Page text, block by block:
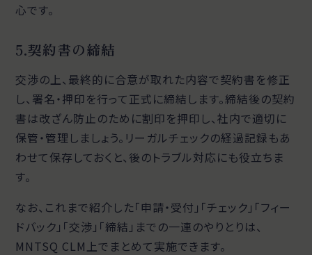
心です。
5.契約書の締結
交渉の上、最終的に合意が取れた内容で契約書を修正
し、署名・押印を行って正式に締結します。締結後の契約
書は改ざん防止のために割印を押印し、社内で適切に
保管・管理しましょう。リーガルチェックの経過記録もあ
わせて保存しておくと、後のトラブル対応にも役立ちま
す。
なお、これまで紹介した「申請・受付」「チェック」「フィー
ドバック」「交渉」「締結」までの一連のやりとりは、
MNTSQ CLM上でまとめて実施できます。